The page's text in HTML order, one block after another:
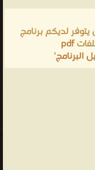
لديكم برنامج
pdf
البرنامج'